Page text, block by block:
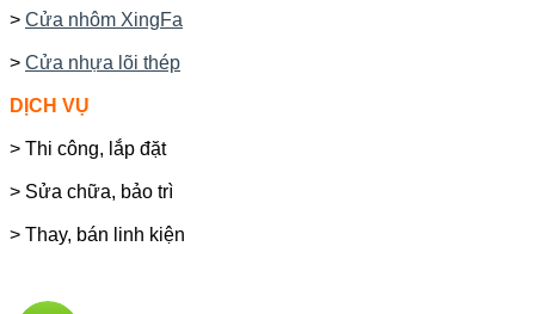
> Cửa nhôm XingFa
> Cửa nhựa lõi thép
DỊCH VỤ
> Thi công, lắp đặt
> Sửa chữa, bảo trì
> Thay, bán linh kiện